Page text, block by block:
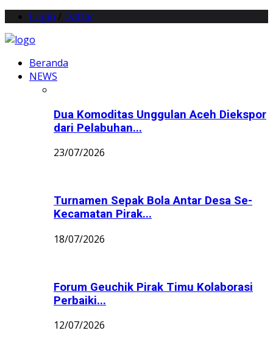
Login / Daftar
Beranda
NEWS
Dua Komoditas Unggulan Aceh Diekspor
dari Pelabuhan...
23/07/2026
Turnamen Sepak Bola Antar Desa Se-
Kecamatan Pirak...
18/07/2026
Forum Geuchik Pirak Timu Kolaborasi
Perbaiki...
12/07/2026